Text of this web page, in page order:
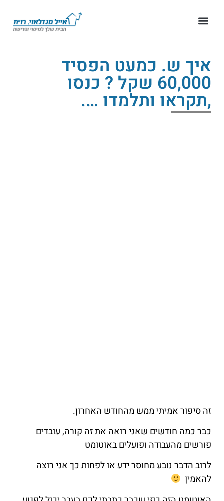
איך ש. כמעט הפסיד
60,000 שקל ? כנסו
,תקראו ותלמדו ….
זה סיפור אמיתי ממש מהחודש האחרון.
כבר כמה חודשים שאני רואה את זה קורה, עובדים
פורשים מהעבודה ופועלים באוטומט
לרוב הדבר נובע מחוסר ידע או לפחות כך אני רוצה
להאמין